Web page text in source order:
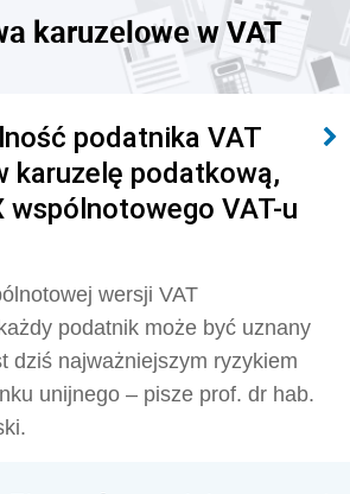
karuzelowe w VAT
podatnika VAT
karuzelę podatkową,
wspólnotowego VAT-u
wersji VAT
podatnik może być uznany
dziś najważniejszym ryzykiem
unijnego – pisze prof. dr hab.